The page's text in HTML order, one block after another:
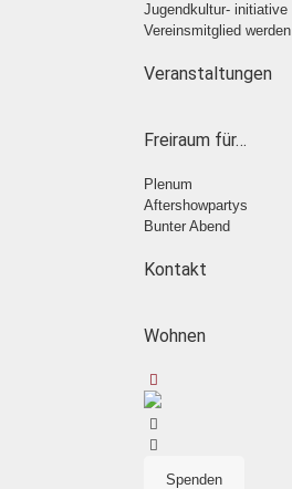
Jugendkultur- initiative
Vereinsmitglied werden
Veranstaltungen
Freiraum für…
Plenum
Aftershowpartys
Bunter Abend
Kontakt
Wohnen
Spenden